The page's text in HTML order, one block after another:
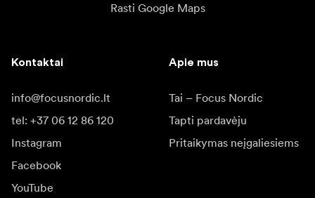
Rasti Google Maps
Kontaktai
info@focusnordic.lt
tel: +37 06 12 86 120
Instagram
Facebook
YouTube
Apie mus
Tai – Focus Nordic
Tapti pardavėju
Pritaikymas neįgaliesiems